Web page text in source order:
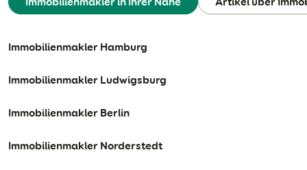
Immobilienmakler Hamburg
Immobilienmakler Ludwigsburg
Immobilienmakler Berlin
Immobilienmakler Norderstedt